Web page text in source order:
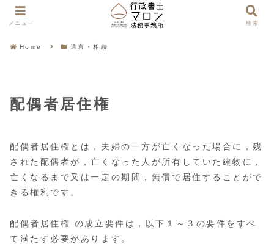
Home 遺言・相続
配偶者居住権
配偶者居住権とは，夫婦の一方が亡くなった場合に，残
された配偶者が，亡くなった人が所有していた建物に，
亡くなるまで又は一定の期間，無償で居住することがで
きる権利です。
配偶者居住権 の成立要件は，以下１～３の要件をすべ
て満たす必要があります。
メニュー 検索